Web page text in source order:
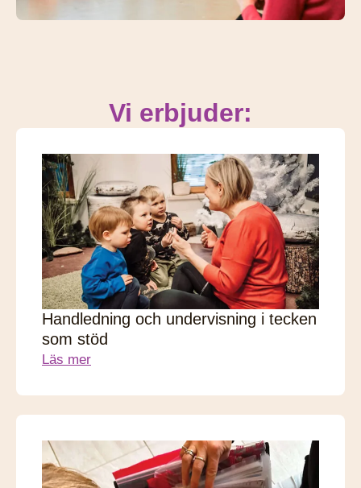
Vi erbjuder:
Handledning och undervisning i tecken
som stöd
Läs mer